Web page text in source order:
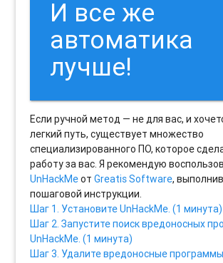
И все же
автоматика
лучше!
Если ручной метод — не для вас, и
легкий путь, существует множество
специализированного ПО, которое
работу за вас. Я рекомендую
UnHackMeотGreatis Software,
пошаговой инструкции.
Шаг 1. Установите UnHackMe. (1 минута)
Шаг 2. Запустите поиск вредоносных
UnHackMe. (1 минута)
Шаг 3. Удалите вредоносные